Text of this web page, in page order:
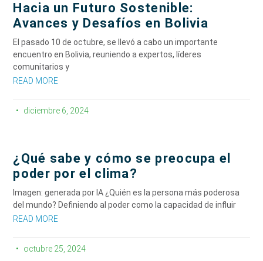
Hacia un Futuro Sostenible:
Avances y Desafíos en Bolivia
El pasado 10 de octubre, se llevó a cabo un importante
encuentro en Bolivia, reuniendo a expertos, líderes
comunitarios y
READ MORE
diciembre 6, 2024
¿Qué sabe y cómo se preocupa el
poder por el clima?
Imagen: generada por IA ¿Quién es la persona más poderosa
del mundo? Definiendo al poder como la capacidad de influir
READ MORE
octubre 25, 2024